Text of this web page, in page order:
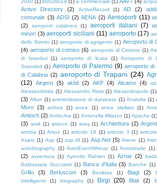
2040 (1) 8002801d (1) a commerciale (1)
Active Directory (2) ActiveRecord (1) AD (2)
comunale (3) ADSI (2) AENA (2) Aereoporti (11)
(2)
aeroporti calabresi (1) aeroporti italiani (7)
minori (3) aeroporti siciliani (11) aeroporto (17)
dello Stretto (1) aeroporto di agrigento (1) Aeroporto di
(4) aeroporto di comiso (6) aeroporto di Crotone (1)
di Istanbul
(1) aeroporto di licata (1)
Aeroporto di
Stansted (1) Aeroporto di Palermo (9) aeroporto di
di Calabria (2) aeroporto di Trapani (24)
(12) Airgest (5) akbil (2) AKP (4) Alcamo (4)
Alessandretta (1) Alessandro Riolo (1) Alexandropolis (1)
(3) Altun (1) amministratore di database (1) Anatolia (1)
Moro (3) anfora (1) anice (1) anice stellato (1)
Antioch (2) Antiochia (1) Antonella Milazzo (1) Apache (1)
(3) arak (1) arance (1) araq (1) Architettura (2)
arroba (1) Arsuz (1) articolo 18 (1) articolo 3 (1)
Asaro (1) Asp (1) asp.dll (1) Asp.Net (5) Atene (1)
autobiography (1) AutoEventWireup (1) Autostrade (1)
(2)
avventura (1) Ayende Rahien (1) Aznar (2)
Baldassare Gucciardi (1) Banca d'Italia (3) Banche (1)
Grillo
(3) Berlusconi (3) Besiktas (1) Biagi (2)
intelligente
(1) biography (1) Birgi (20) Blair (2)